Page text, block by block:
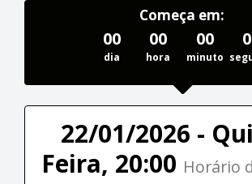
Começa em:
00
dia
00
hora
00
minuto
22/01/2026 -
Feira, 20:00 Horário